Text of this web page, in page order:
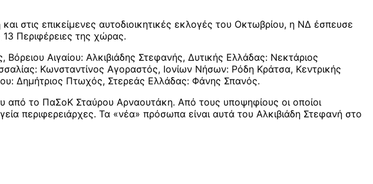
στις επικείμενες αυτοδιοικητικές εκλογές του Οκτωβρίου, η ΝΔ έσπευσε
Περιφέρειες της χώρας.
Αιγαίου: Αλκιβιάδης Στεφανής, Δυτικής Ελλάδας: Νεκτάριος
Κωνσταντίνος Αγοραστός, Ιονίων Νήσων: Ρόδη Κράτσα, Κεντρικής
Δημήτριος Πτωχός, Στερεάς Ελλάδας: Φάνης Σπανός.
από το ΠαΣοΚ Σταύρου Αρναουτάκη. Από τους υποψηφίους οι οποίοι
περιφερειάρχες. Τα «νέα» πρόσωπα είναι αυτά του Αλκιβιάδη Στεφανή στο